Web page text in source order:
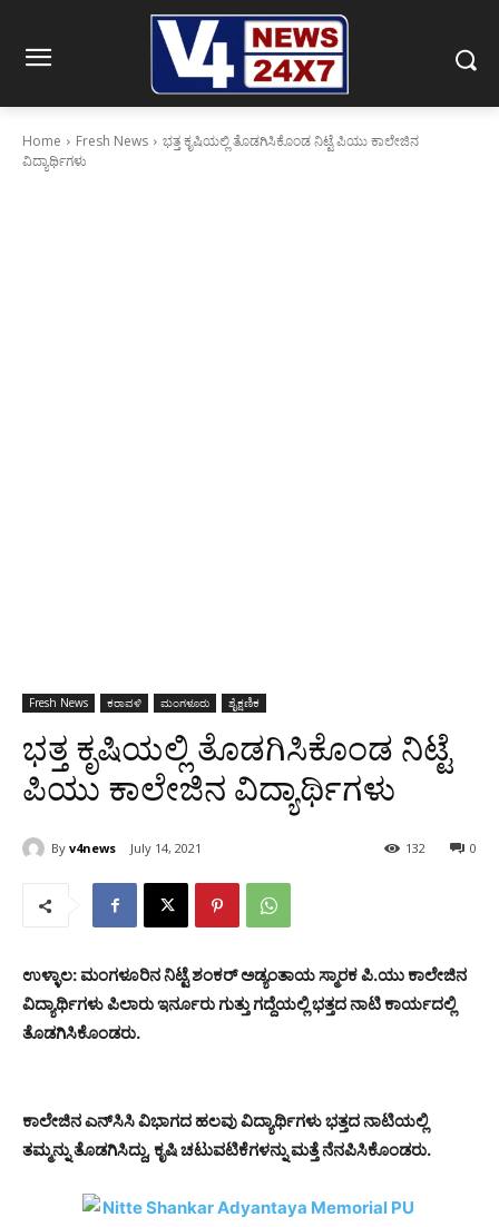
Home Fresh News
ಭತ್ತ ಕೃಷಿಯಲ್ಲಿ ತೊಡಗಿಸಿಕೊಂಡ ನಿಟ್ಟೆ ಪಿಯು ಕಾಲೇಜಿನ
ವಿದ್ಯಾರ್ಥಿಗಳು
Fresh News ಕರಾವಳಿ ಮಂಗಳೂರು ಶೈಕ್ಷಣಿಕ
ಭತ್ತ ಕೃಷಿಯಲ್ಲಿ ತೊಡಗಿಸಿಕೊಂಡ ನಿಟ್ಟೆ
ಪಿಯು ಕಾಲೇಜಿನ ವಿದ್ಯಾರ್ಥಿಗಳು
By v4news July 14, 2021 0
132
ಉಳ್ಳಾಲ: ಮಂಗಳೂರಿನ ನಿಟ್ಟೆ ಶಂಕರ್ ಅಡ್ಯಂತಾಯ ಸ್ಮಾರಕ ಪಿ.ಯು ಕಾಲೇಜಿನ
ವಿದ್ಯಾರ್ಥಿಗಳು ಪಿಲಾರು ಇರ್ನೂರು ಗುತ್ತು ಗದ್ದೆಯಲ್ಲಿ ಭತ್ತದ ನಾಟಿ ಕಾರ್ಯದಲ್ಲಿ
ತೊಡಗಿಸಿಕೊಂಡರು.
ಕಾಲೇಜಿನ ಎನ್‍ಸಿಸಿ ವಿಭಾಗದ ಹಲವು ವಿದ್ಯಾರ್ಥಿಗಳು ಭತ್ತದ ನಾಟಿಯಲ್ಲಿ
ತಮ್ಮನ್ನು ತೊಡಗಿಸಿದ್ದು, ಕೃಷಿ ಚಟುವಟಿಕೆಗಳನ್ನು ಮತ್ತೆ ನೆನಪಿಸಿಕೊಂಡರು.